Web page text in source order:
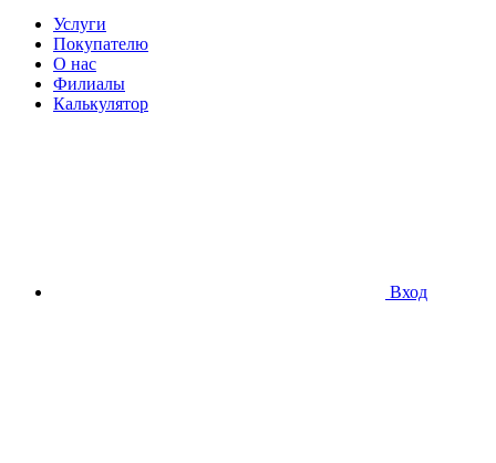
Услуги
Покупателю
О нас
Филиалы
Калькулятор
Вход